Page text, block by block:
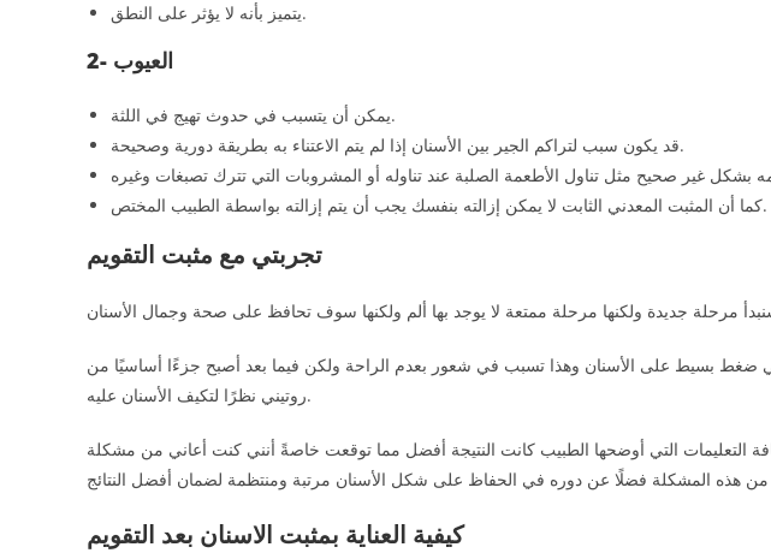
يتميز بأنه لا يؤثر على النطق.
يمكن أن يتسبب في حدوث تهيج في اللثة.
قد يكون سبب لتراكم الجير بين الأسنان إذا لم يتم الاعتناء به بطريقة دورية وصحيحة.
كما أن المثبت المعدني الثابت لا يمكن إزالته بنفسك يجب أن يتم إزالته بواسطة الطبيب المختص.
تجربتي مع مثبت التقويم
بسيط على الأسنان وهذا تسبب في شعور بعدم الراحة ولكن فيما بعد أصبح جزءًا أساسيًا من
روتيني نظرًا لتكيف الأسنان عليه.
التعليمات التي أوضحها الطبيب كانت النتيجة أفضل مما توقعت خاصةً أنني كنت أعاني من مشكلة
كيفية العناية بمثبت الاسنان بعد التقويم